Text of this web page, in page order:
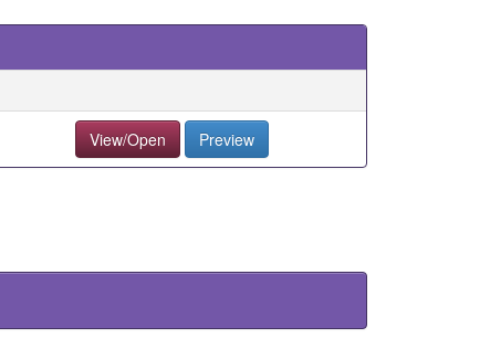
View/Open Preview